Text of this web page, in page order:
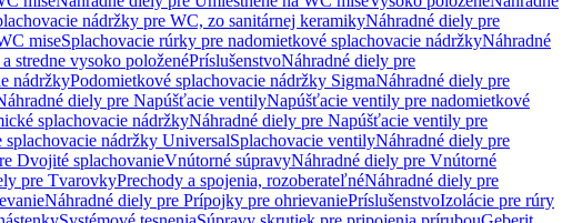
nádržky pre WC, zo sanitárnej keramikyNáhradné diely pre
miseSplachovacie rúrky pre nadomietkové splachovacie nádržkyNáhradné
stredne vysoko položenéPríslušenstvoNáhradné diely pre
nádržkyPodomietkové splachovacie nádržky SigmaNáhradné diely pre
diely pre Napúšťacie ventilyNapúšťacie ventily pre nadomietkové
splachovacie nádržkyNáhradné diely pre Napúšťacie ventily pre
nádržky UniversalSplachovacie ventilyNáhradné diely pre
Dvojité splachovanieVnútorné súpravyNáhradné diely pre Vnútorné
pre TvarovkyPrechody a spojenia, rozoberateľnéNáhradné diely pre
Náhradné diely pre Prípojky pre ohrievaniePríslušenstvoIzolácie pre rúry